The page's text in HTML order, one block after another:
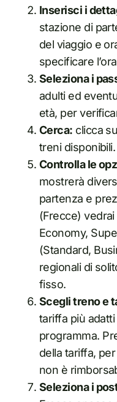
Inserisci i
stazione di
del viaggio e
specificare
Seleziona i
adulti ed
età, per
Cerca: clicca
treni disponibili.
Controlla le
mostrerà
partenza e
(Frecce)
Economy,
(Standard,
regionali di
fisso.
Scegli treno e
tariffa più
programma.
della tariffa,
non è
Seleziona i